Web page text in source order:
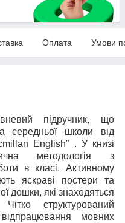
Оплата Умови
підручник, що
середньої школи від
English” . У книзі
методологія з
в класі. Активному
яскраві постери та
дошки, які знаходяться
структурований
мовних